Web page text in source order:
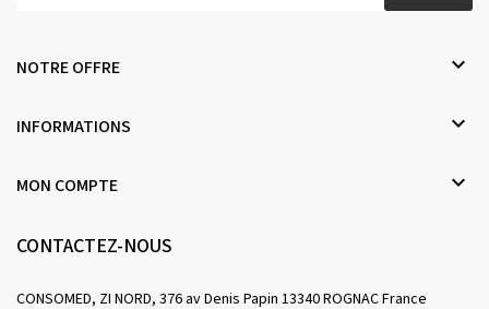
NOTRE OFFRE 
INFORMATIONS 
MON COMPTE 
CONTACTEZ-NOUS
CONSOMED, ZI NORD, 376 av Denis Papin 13340 ROGNAC France